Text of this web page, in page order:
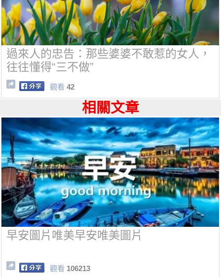
過來人的忠告：那些婆婆不敢惹的女人，
往往懂得“三不做”
觀看 42
相關文章
早安圖片唯美早安唯美圖片
觀看 106213